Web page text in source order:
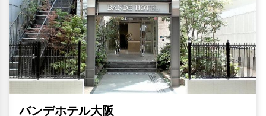
バンデホテル大阪